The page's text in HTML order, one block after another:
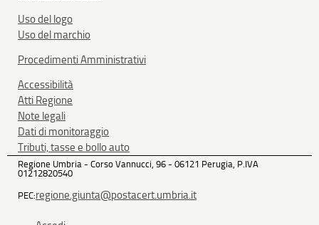
Uso del logo
Uso del marchio
Procedimenti Amministrativi
Accessibilità
Atti Regione
Note legali
Dati di monitoraggio
Tributi, tasse e bollo auto
Regione Umbria - Corso Vannucci, 96 - 06121 Perugia, P.IVA
01212820540
PEC:regione.giunta@postacert.umbria.it